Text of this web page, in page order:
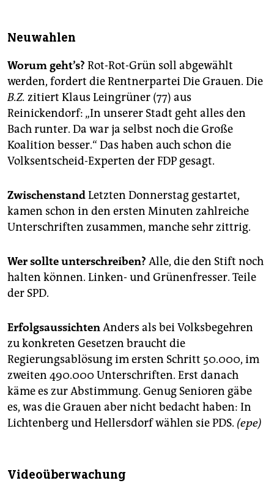
Neuwahlen
Worum geht’s? Rot-Rot-Grün soll abgewählt
werden, fordert die Rentnerpartei Die Grauen. Die
B.Z. zitiert Klaus Leingrüner (77) aus
Reinickendorf: „In unserer Stadt geht alles den
Bach runter. Da war ja selbst noch die Große
Koalition besser.“ Das haben auch schon die
Volksentscheid-Experten der FDP gesagt.
ZwischenstandLetzten Donnerstag gestartet,
kamen schon in den ersten Minuten zahlreiche
Unterschriften zusammen, manche sehr zittrig.
Wer sollte unterschreiben? Alle, die den Stift noch
halten können. Linken- und Grünenfresser. Teile
der SPD.
ErfolgsaussichtenAnders als bei Volksbegehren
zu konkreten Gesetzen braucht die
Regierungsablösung im ersten Schritt 50.000, im
zweiten 490.000 Unterschriften. Erst danach
käme es zur Abstimmung. Genug Senioren gäbe
es, was die Grauen aber nicht bedacht haben: In
Lichtenberg und Hellersdorf wählen sie PDS. (epe)
Videoüberwachung